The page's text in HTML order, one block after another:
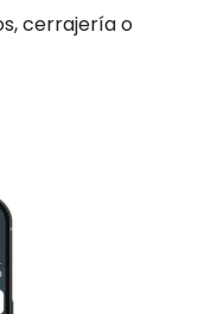
cerrajería o